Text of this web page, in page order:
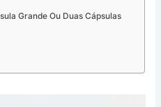
Grande Ou Duas Cápsulas